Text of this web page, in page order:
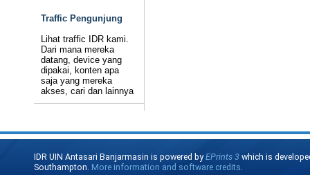
Traffic Pengunjung
Lihat traffic IDR kami.
Dari mana mereka
datang, device yang
dipakai, konten apa
saja yang mereka
akses, cari dan lainnya
IDR UIN Antasari Banjarmasin is powered byEPrints 3 which is
Southampton. More information and software credits.